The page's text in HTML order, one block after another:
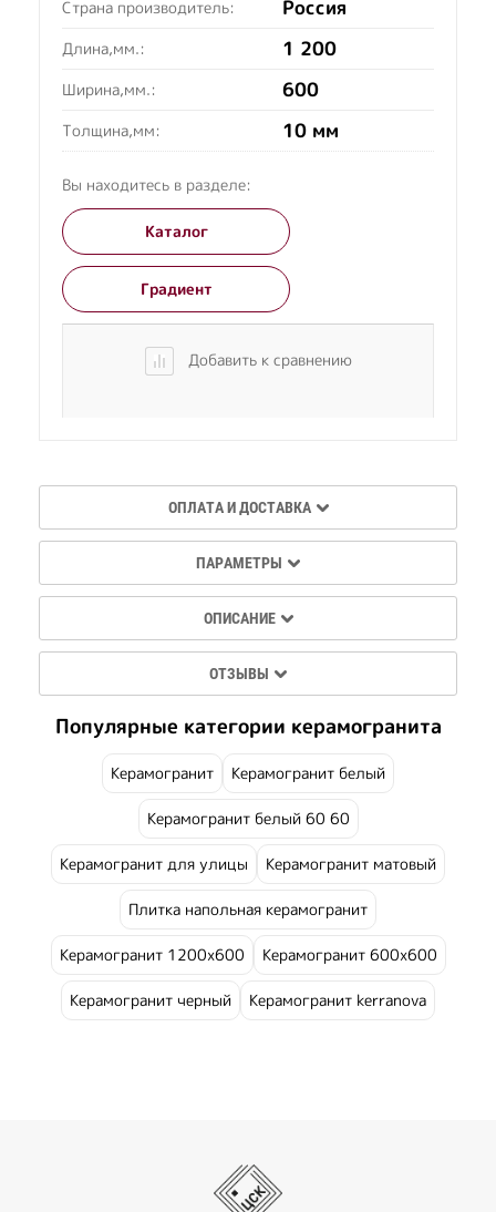
Страна производитель: Россия
Длина,мм.: 1 200
Ширина,мм.: 600
Толщина,мм: 10 мм
Вы находитесь в разделе:
Каталог
Градиент
Добавить к сравнению
ОПЛАТА И ДОСТАВКА
ПАРАМЕТРЫ
ОПИСАНИЕ
ОТЗЫВЫ
Популярные категории керамогранита
Керамогранит Керамогранит белый
Керамогранит белый 60 60
Керамогранит для улицы Керамогранит матовый
Плитка напольная керамогранит
Керамогранит 1200х600 Керамогранит 600х600
Керамогранит черный Керамогранит kerranova